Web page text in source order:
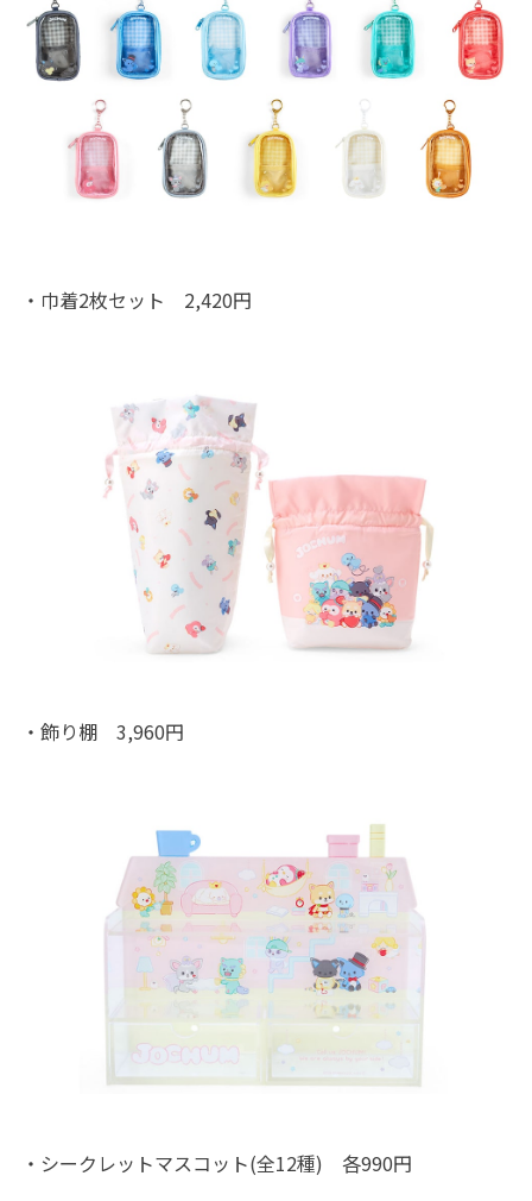
・巾着2枚セット 2,420円
・飾り棚 3,960円
・シークレットマスコット(全12種) 各990円